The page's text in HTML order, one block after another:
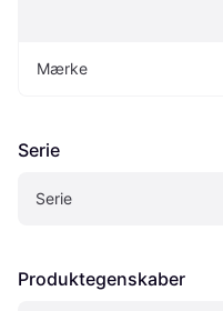
Mærke
Serie
Serie
Produktegenskaber